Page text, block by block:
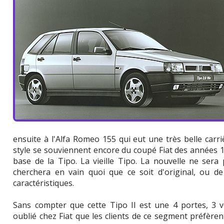
ensuite à l'Alfa Romeo 155 qui eut une très belle
style se souviennent encore du coupé Fiat des années
base de la Tipo. La vieille Tipo. La nouvelle ne sera
cherchera en vain quoi que ce soit d'original, ou
caractéristiques.
Sans compter que cette Tipo II est une 4 portes, 3
oublié chez Fiat que les clients de ce segment